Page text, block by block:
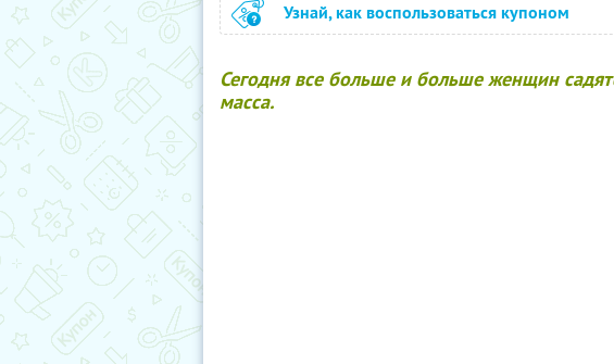
Узнай, как воспользоваться купоном
Сегодня все больше и больше женщин
масса.